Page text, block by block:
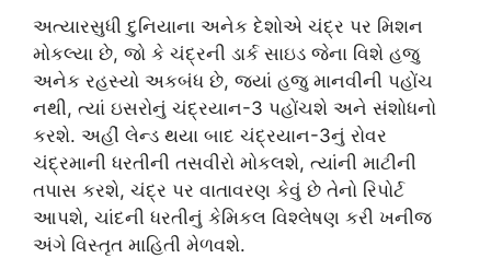
અત્યારસુધી દુનિયાના અનેક દેશોએ ચંદ્ર પર મિશન
મોકલ્યા છે, જો કે ચંદ્રની ડાર્ક સાઇડ જેના વિશે હજુ
અનેક રહસ્યો અકબંધ છે, જ્યાં હજુ માનવીની પહોંચ
નથી, ત્યાં ઇસરોનું ચંદ્રયાન-3 પહોંચશે અને સંશોધનો
કરશે. અહીં લેન્ડ થયા બાદ ચંદ્રયાન-3નું રોવર
ચંદ્રમાની ધરતીની તસવીરો મોકલશે, ત્યાંની માટીની
તપાસ કરશે, ચંદ્ર પર વાતાવરણ કેવું છે તેનો રિપોર્ટ
આપશે, ચાંદની ધરતીનું કેમિકલ વિશ્લેષણ કરી ખનીજ
અંગે વિસ્તૃત માહિતી મેળવશે.